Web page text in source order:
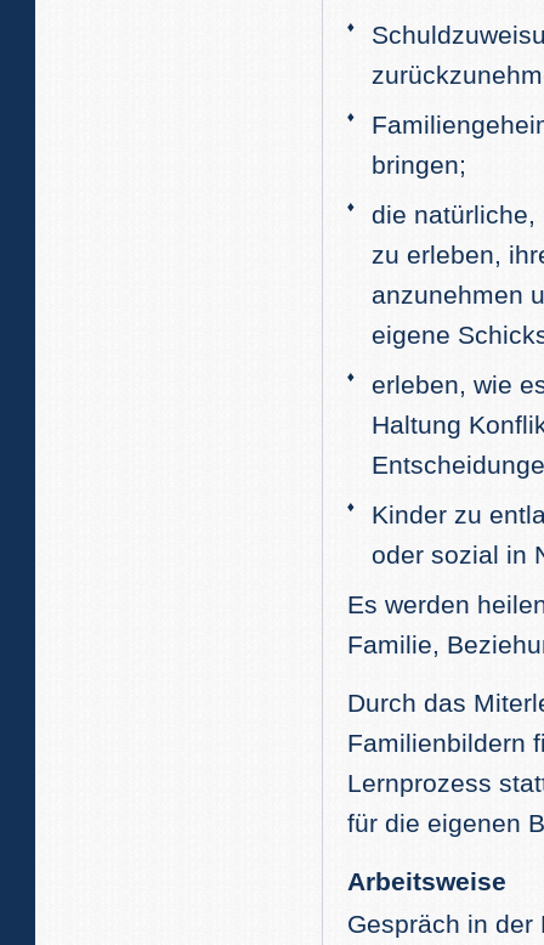
bringen;
die natürliche,
zu erleben,
anzunehmen
eigene
erleben, wie
Haltung
Kinder zu
oder sozial in
Es werden
Familie,
Durch das
Familienbildern
Lernprozess
für die eigenen
Arbeitsweise
Gespräch in der